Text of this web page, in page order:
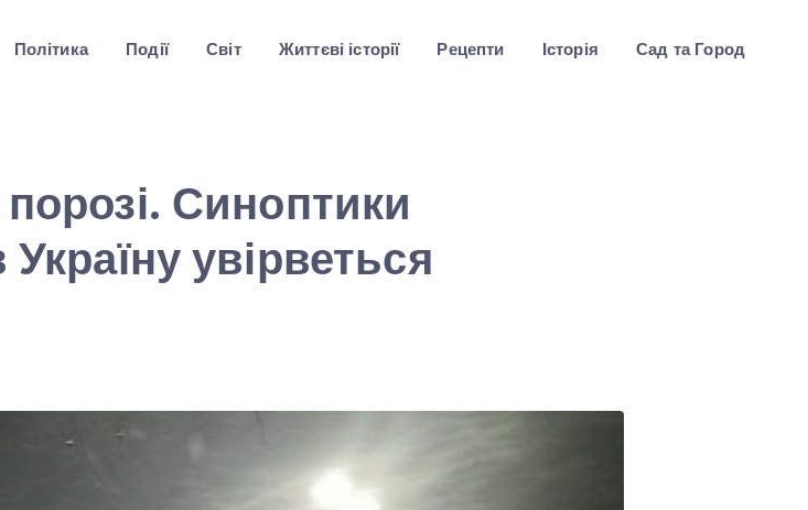
Політика Події Світ Життєві історії Рецепти Історія Сад та Город
Синоптики
увірветься